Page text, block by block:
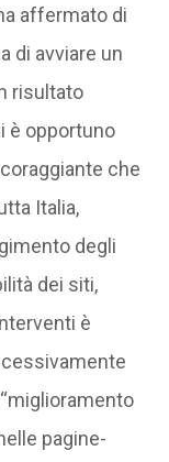
affermato di
di avviare un
risultato
è opportuno
che
Italia,
degli
dei siti,
è
pagine-